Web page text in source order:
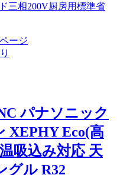
三相200V厨房用標準省
パナソニック
XEPHY Eco(高
吸込み対応 天
グル R32